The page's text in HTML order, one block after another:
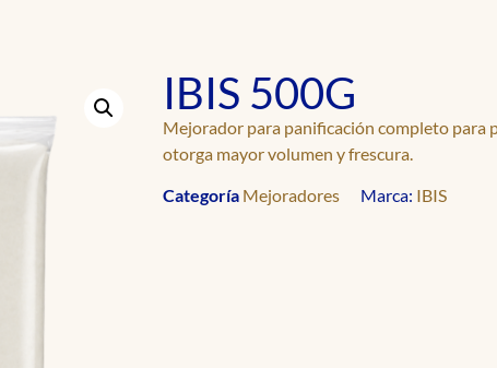
IBIS 500G
Mejorador para panificación completo para
otorga mayor volumen y frescura.
Categoría Mejoradores Marca: IBIS